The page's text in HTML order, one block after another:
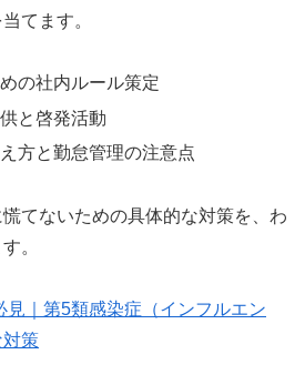
てます。
の社内ルール策定
と啓発活動
方と勤怠管理の注意点
てないための具体的な対策を、わ
。
見｜第5類感染症（インフルエン
策